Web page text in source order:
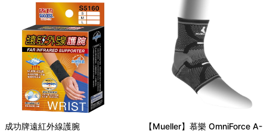
成功牌遠紅外線護腕
【Mueller】慕樂 OmniForce A-